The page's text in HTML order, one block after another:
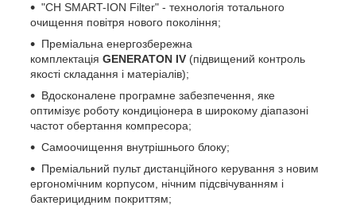
"CH SMART-ION Filter" - технологія тотального
очищення повітря нового покоління;
Преміальна енергозбережна
комплектація GENERATON IV (підвищений контроль
якості складання і матеріалів);
Вдосконалене програмне забезпечення, яке
оптимізує роботу кондиціонера в широкому діапазоні
частот обертання компресора;
Самоочищення внутрішнього блоку;
Преміальний пульт дистанційного керування з новим
ергономічним корпусом, нічним підсвічуванням і
бактерицидним покриттям;